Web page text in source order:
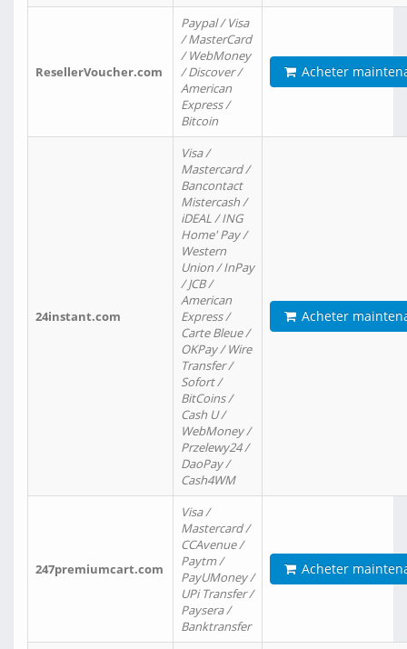
ResellerVoucher.com
Paypal / Visa
/ MasterCard
/ WebMoney
/ Discover /
American
Express /
Bitcoin
Acheter
24instant.com
Visa /
Mastercard /
Bancontact
Mistercash /
iDEAL / ING
Home' Pay /
Western
Union / InPay
/ JCB /
American
Express /
Carte Bleue /
OKPay / Wire
Transfer /
Sofort /
BitCoins /
Cash U /
WebMoney /
Przelewy24 /
DaoPay /
Cash4WM
Acheter
247premiumcart.com
Visa /
Mastercard /
CCAvenue /
Paytm /
PayUMoney /
UPi Transfer /
Paysera /
Banktransfer
Acheter